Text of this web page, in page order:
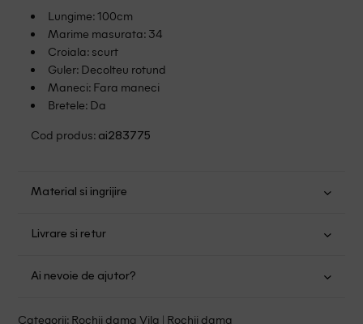
Lungime: 100cm
Marime masurata: 34
Croiala: scurt
Guler: Decolteu rotund
Maneci: Fara maneci
Bretele: Da
Cod produs: ai283775
Material si ingrijire
Spalat de mana sau la masina
Se pot calca
Livrare si retur
mare de 149.00 lei.
Ai nevoie de ajutor?
Categorii: Rochii dama Vila | Rochii dama